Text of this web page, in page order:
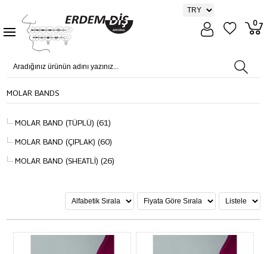
0
MOLAR BANDS
MOLAR BAND (TÜPLÜ) (61)
MOLAR BAND (ÇIPLAK) (60)
MOLAR BAND (SHEATLİ) (26)